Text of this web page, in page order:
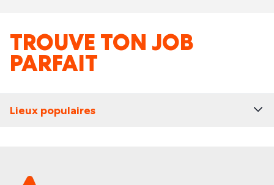
TROUVE TON JOB
PARFAIT
Lieux populaires